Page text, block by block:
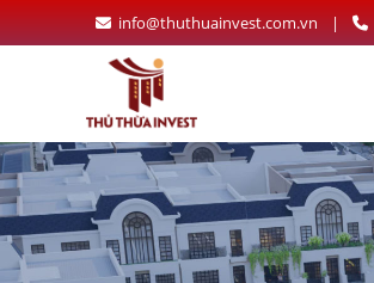
info@thuthuainvest.com.vn |